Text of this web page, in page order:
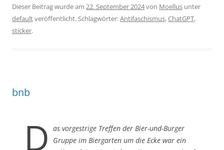
Dieser Beitrag wurde am 22. September 2024von Moellus unter
defaultveröffentlicht. Schlagwörter:Antifaschismus,ChatGPT,
sticker.
bnb
D as vorgestrige Treffen der Bier-und-Burger
Gruppe im Biergarten um die Ecke war ein